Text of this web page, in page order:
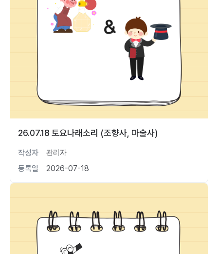
26.07.18 토요나래소리 (조향사, 마술사)
작성자
관리자
등록일
2026-07-18